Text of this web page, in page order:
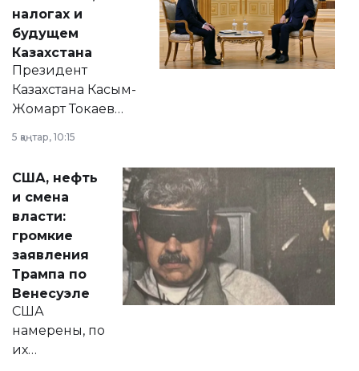
налогах и
будущем
Казахстана
Президент
Казахстана Касым-
Жомарт Токаев
сразу несколько
актуальных тем —
от слухов о
политических
реформах до
вопросов армии,
экономики и
личного здоровья.
5 қаңтар, 10:15
США, нефть
и смена
власти:
громкие
заявления
Трампа по
Венесуэле
США
намерены, по
их